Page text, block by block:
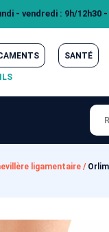
- vendredi : 9h/12h30 -
SANTÉ
ligamentaire /